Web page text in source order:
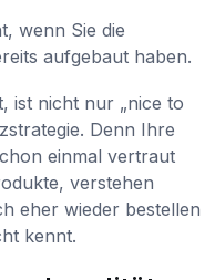
wenn Sie die
aufgebaut haben.
ist nicht nur „nice to
Denn Ihre
einmal vertraut
verstehen
eher wieder bestellen
kennt.